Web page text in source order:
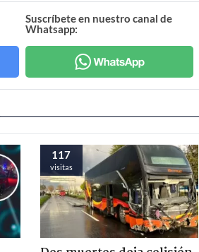
Suscríbete en nuestro canal de
Whatsapp:
117
visitas